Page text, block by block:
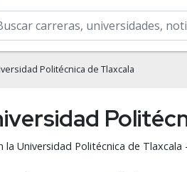
Politécnica de Tlaxcala
Universidad Politécnica de Tlaxcala